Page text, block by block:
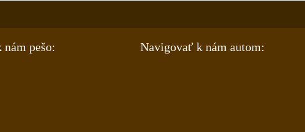
pešo: Navigovať k nám autom: